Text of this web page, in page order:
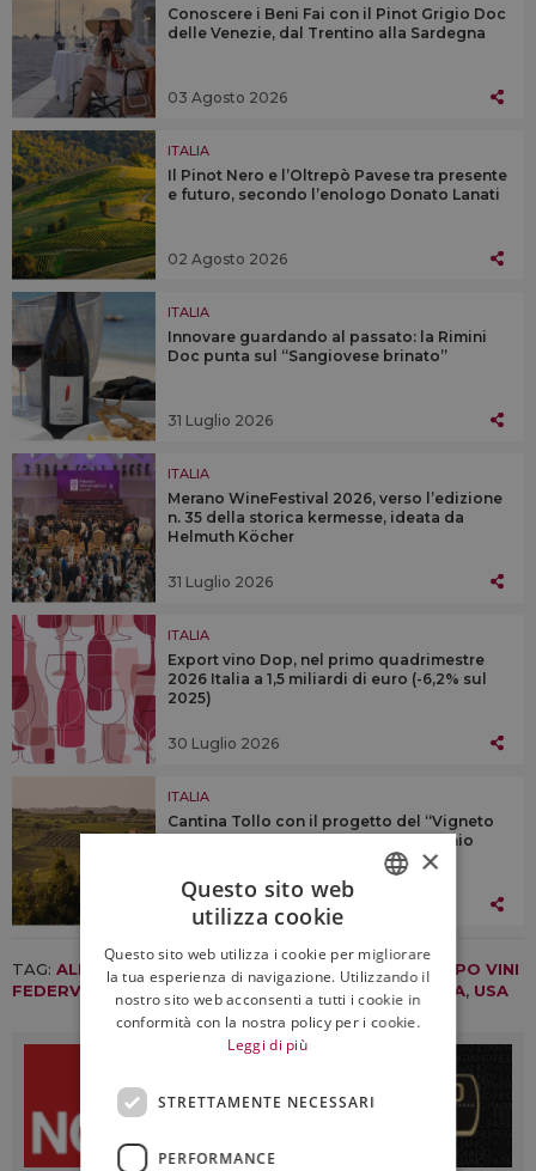
Conoscere i Beni Fai con il Pinot Grigio Doc
delle Venezie, dal Trentino alla Sardegna
03 Agosto 2026
ITALIA
Il Pinot Nero e l’Oltrepò Pavese tra presente
e futuro, secondo l’enologo Donato Lanati
02 Agosto 2026
ITALIA
Innovare guardando al passato: la Rimini
Doc punta sul “Sangiovese brinato”
31 Luglio 2026
ITALIA
Merano WineFestival 2026, verso l’edizione
n. 35 della storica kermesse, ideata da
Helmuth Köcher
31 Luglio 2026
ITALIA
Export vino Dop, nel primo quadrimestre
2026 Italia a 1,5 miliardi di euro (-6,2% sul
2025)
30 Luglio 2026
ITALIA
Cantina Tollo con il progetto del “Vigneto
Avanzato” allarga il proprio patrimonio
29 Luglio 2026
TAG: ALBIERA ANTINORI EXPORT , FEDERVINI
GRUPPO VINI
FEDERVINI
MARCHESI ANTINORI MERCATI NOMISMA, USA
ENGLISH
×
Questo sito web
utilizza cookie
Questo sito web utilizza i cookie per migliorare
la tua esperienza di navigazione. Utilizzando il
nostro sito web acconsenti a tutti i cookie in
conformità con la nostra policy per i cookie.
Leggi di più
STRETTAMENTE NECESSARI
PERFORMANCE